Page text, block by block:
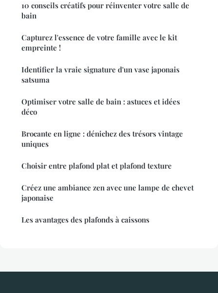
10 conseils créatifs pour réinventer votre salle de
bain
Capturez l'essence de votre famille avec le kit
empreinte !
Identifier la vraie signature d'un vase japonais
satsuma
Optimiser votre salle de bain : astuces et idées
déco
Brocante en ligne : dénichez des trésors vintage
uniques
Choisir entre plafond plat et plafond texture
Créez une ambiance zen avec une lampe de chevet
japonaise
Les avantages des plafonds à caissons